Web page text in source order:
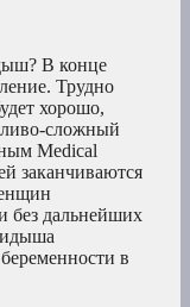
В конце
Трудно
хорошо,
сложный
Medical
заканчиваются
без дальнейших
в